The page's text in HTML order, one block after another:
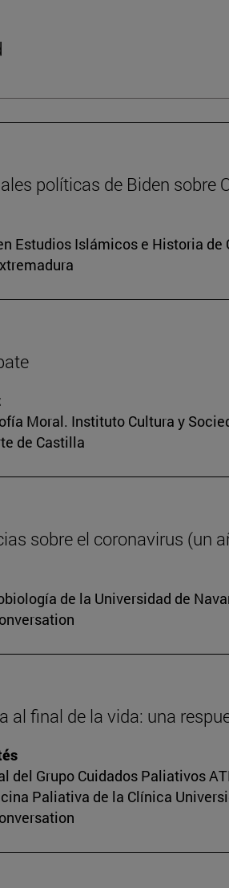
políticas de Biden sobre
Estudios Islámicos e Historia
Moral. Instituto Cultura y
de Castilla
sobre el coronavirus (un
de la Universidad de
al final de la vida: una
del Grupo Cuidados Paliativos
Paliativa de la Clínica